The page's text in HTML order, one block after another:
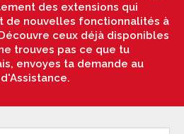
des extensions qui
de nouvelles fonctionnalités à
ceux déjà disponibles
trouves pas ce que tu
envoyes ta demande au